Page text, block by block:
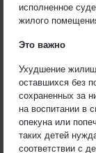
исполненное
жилого
Это важно
Ухудшение
оставшихся без
сохраненных за
на воспитании в
опекуна или
таких детей
соответствии с